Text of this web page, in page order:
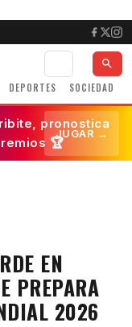
DEPORTES SOCIEDAD
pronostica
🏆
JUGAR →
EN
PREPARA
2026